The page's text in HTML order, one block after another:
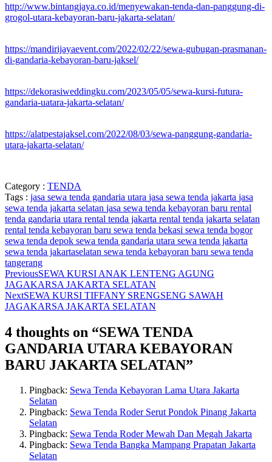
http://www.bintangjaya.co.id/menyewakan-tenda-dan-panggung-di-
grogol-utara-kebayoran-baru-jakarta-selatan/
https://mandirijayaevent.com/2022/02/22/sewa-gubugan-prasmanan-
di-gandaria-kebayoran-baru-jaksel/
https://dekorasiweddingku.com/2023/05/05/sewa-kursi-futura-
gandaria-uatara-jakarta-selatan/
https://alatpestajaksel.com/2022/08/03/sewa-panggung-gandaria-
utara-jakarta-selatan/
Category : TENDA
Tags : jasa sewa tenda gandaria utara jasa sewa tenda jakarta jasa
sewa tenda jakarta selatan jasa sewa tenda kebayoran baru rental
tenda gandaria utara rental tenda jakarta rental tenda jakarta selatan
rental tenda kebayoran baru sewa tenda bekasi sewa tenda bogor
sewa tenda depok sewa tenda gandaria utara sewa tenda jakarta
sewa tenda jakartaselatan sewa tenda kebayoran baru sewa tenda
tangerang
PreviousSEWA KURSI ANAK LENTENG AGUNG
JAGAKARSA JAKARTA SELATAN
NextSEWA KURSI TIFFANY SRENGSENG SAWAH
JAGAKARSA JAKARTA SELATAN
4 thoughts on “SEWA TENDA
GANDARIA UTARA KEBAYORAN
BARU JAKARTA SELATAN”
Pingback: Sewa Tenda Kebayoran Lama Utara Jakarta
Selatan
Pingback: Sewa Tenda Roder Serut Pondok Pinang Jakarta
Selatan
Pingback: Sewa Tenda Roder Mewah Dan Megah Jakarta
Pingback: Sewa Tenda Bangka Mampang Prapatan Jakarta
Selatan